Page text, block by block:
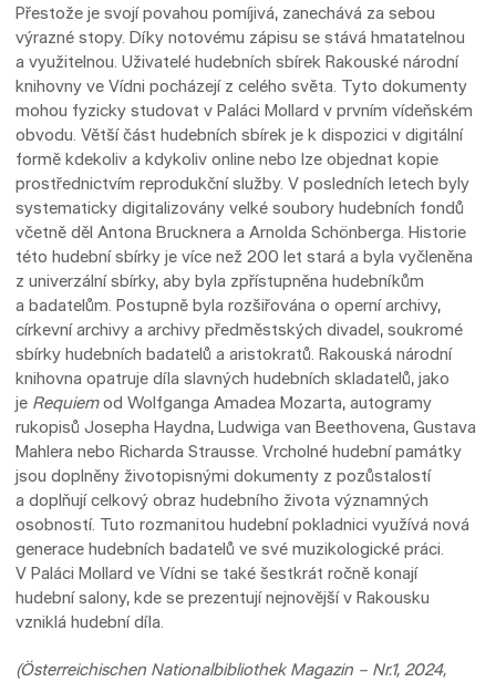
Přestože je svojí povahou pomíjivá, zanechává za sebou
výrazné stopy. Díky notovému zápisu se stává hmatatelnou
a využitelnou. Uživatelé hudebních sbírek Rakouské národní
knihovny ve Vídni pocházejí z celého světa. Tyto dokumenty
mohou fyzicky studovat v Paláci Mollard v prvním vídeňském
obvodu. Větší část hudebních sbírek je k dispozici v digitální
formě kdekoliv a kdykoliv online nebo lze objednat kopie
prostřednictvím reprodukční služby. V posledních letech byly
systematicky digitalizovány velké soubory hudebních fondů
včetně děl Antona Brucknera a Arnolda Schönberga. Historie
této hudební sbírky je více než 200 let stará a byla vyčleněna
z univerzální sbírky, aby byla zpřístupněna hudebníkům
a badatelům. Postupně byla rozšiřována o operní archivy,
církevní archivy a archivy předměstských divadel, soukromé
sbírky hudebních badatelů a aristokratů. Rakouská národní
knihovna opatruje díla slavných hudebních skladatelů, jako
je Requiemod Wolfganga Amadea Mozarta, autogramy
rukopisů Josepha Haydna, Ludwiga van Beethovena, Gustava
Mahlera nebo Richarda Strausse. Vrcholné hudební památky
jsou doplněny životopisnými dokumenty z pozůstalostí
a doplňují celkový obraz hudebního života významných
osobností. Tuto rozmanitou hudební pokladnici využívá nová
generace hudebních badatelů ve své muzikologické práci.
V Paláci Mollard ve Vídni se také šestkrát ročně konají
hudební salony, kde se prezentují nejnovější v Rakousku
vzniklá hudební díla.
(Österreichischen Nationalbibliothek Magazin – Nr.1, 2024,